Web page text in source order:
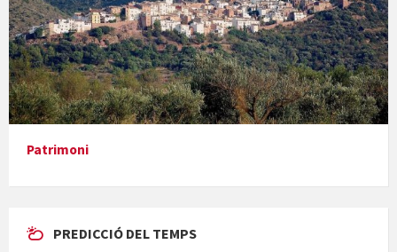
Presentació del llibre &quot;La mare&quot;, d'Emma Zafon
En Bum
Patrimoni
PREDICCIÓ DEL TEMPS